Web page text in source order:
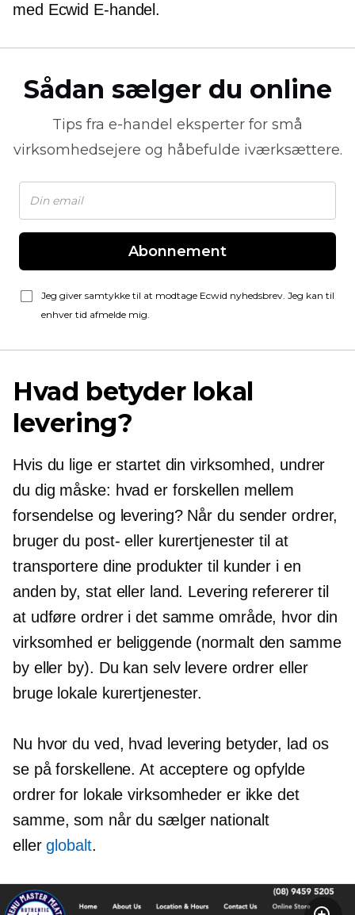
med Ecwid E-handel.
Sådan sælger du online
Tips fra e-handel eksperter for små
virksomhedsejere og håbefulde iværksættere.
Abonnement
Jeg giver samtykke til at modtage Ecwid nyhedsbrev. Jeg kan til
enhver tid afmelde mig.
Hvad betyder lokal
levering?
Hvis du lige er startet din virksomhed, undrer
du dig måske: hvad er forskellen mellem
forsendelse og levering? Når du sender ordrer,
bruger du post- eller kurertjenester til at
transportere dine produkter til kunder i en
anden by, stat eller land. Levering refererer til
at udføre ordrer i det samme område, hvor din
virksomhed er beliggende (normalt den samme
by eller by). Du kan selv levere ordrer eller
bruge lokale kurertjenester.
Nu hvor du ved, hvad levering betyder, lad os
se på forskellene. At acceptere og opfylde
ordrer for lokale virksomheder er ikke det
samme, som når du sælger nationalt
ellerglobalt.